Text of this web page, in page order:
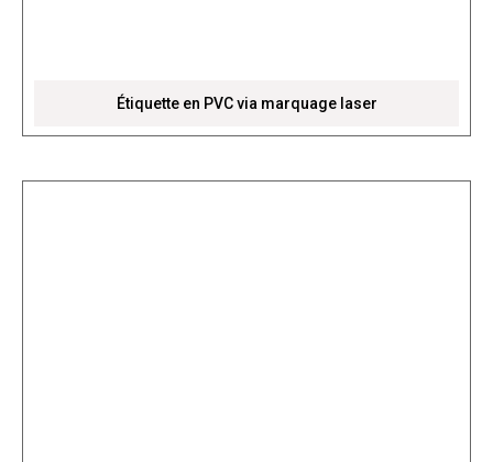
Étiquette en PVC via marquage laser